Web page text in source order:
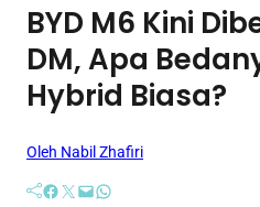
BYD M6 Kini
DM, Apa
Hybrid Biasa?
Oleh Nabil Zhafiri
Facebook Twitter Mail WhatsApp